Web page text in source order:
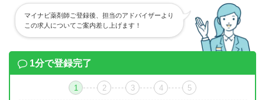
マイナビ薬剤師ご登録後、担当のアドバイザーより
この求人についてご案内差し上げます！
1分で登録完了
1 2 3 4 5